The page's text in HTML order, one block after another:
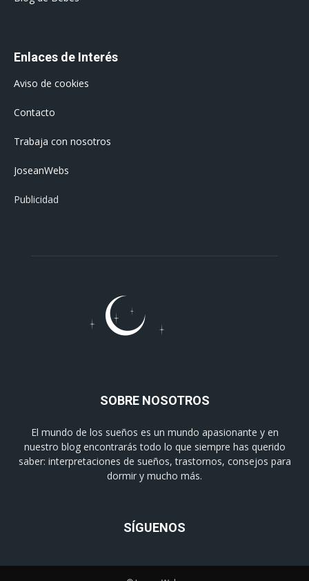
Enlaces de Interés
Aviso de cookies
Contacto
Trabaja con nosotros
JoseanWebs
Publicidad
SOBRE NOSOTROS
El mundo de los sueños es un mundo apasionante y en
nuestro blog encontrarás todo lo que siempre has querido
saber: interpretaciones de sueños, trastornos, consejos para
dormir y mucho más.
SÍGUENOS